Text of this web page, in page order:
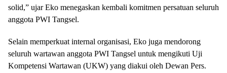
solid,” ujar Eko menegaskan kembali komitmen persatuan seluruh
anggota PWI Tangsel.
Selain memperkuat internal organisasi, Eko juga mendorong
seluruh wartawan anggota PWI Tangsel untuk mengikuti Uji
Kompetensi Wartawan (UKW) yang diakui oleh Dewan Pers.